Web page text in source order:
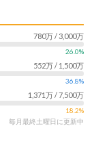
780万 / 3,000万
26.0%
552万 / 1,500万
36.8%
1,371万 / 7,500万
18.2%
毎月最終土曜日に更新中